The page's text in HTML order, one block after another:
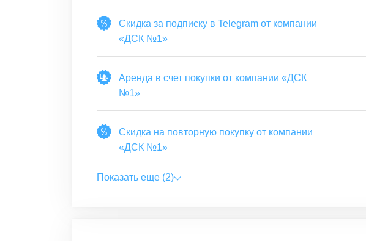
Скидка за подписку в Telegram от компании
«ДСК №1»
Аренда в счет покупки от компании «ДСК
№1»
Скидка на повторную покупку от компании
«ДСК №1»
Показать еще (2)